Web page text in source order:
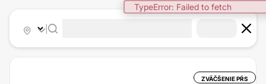
TypeError: Failed to fetch
ZVÄČŠENIE PŔS